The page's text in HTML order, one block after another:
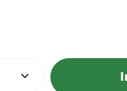
Gib den